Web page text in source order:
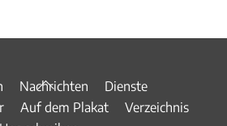
Back
To
Nachrichten
Dienste
Auf dem Plakat
Verzeichnis